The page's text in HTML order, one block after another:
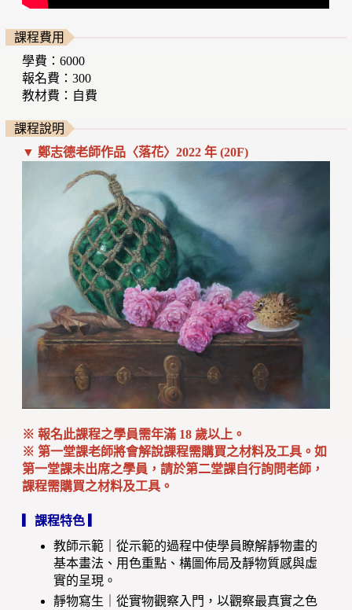
課程費用
學費：6000
報名費：300
教材費：自費
課程說明
▼ 鄭志德老師作品〈落花〉2022 年 (20F)
※報名此課程之學員需年滿 18 歲以上。
※ 第一堂課老師將會解說課程需購買之材料及工具。如
第一堂課未出席之學員，請於第二堂課自行詢問老師，
課程需購買之材料及工具。
▎課程特色 ▎
教師示範｜從示範的過程中使學員瞭解靜物畫的
基本畫法、用色重點、構圖佈局及靜物質感與虛
實的呈現。
靜物寫生｜從實物觀察入門，以觀察最真實之色